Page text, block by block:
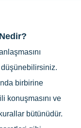
birbirine
konuşmasını ve
bütünüdür.